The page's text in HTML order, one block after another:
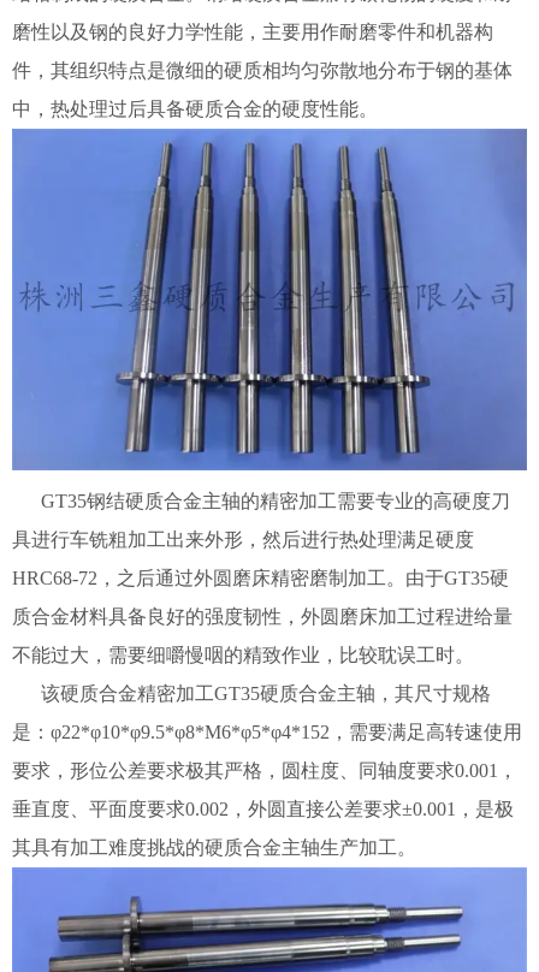
磨性以及钢的良好力学性能，主要用作耐磨零件和机器构
件，其组织特点是微细的硬质相均匀弥散地分布于钢的基体
中，热处理过后具备硬质合金的硬度性能。
GT35钢结硬质合金主轴的精密加工需要专业的高硬度刀
具进行车铣粗加工出来外形，然后进行热处理满足硬度
HRC68-72，之后通过外圆磨床精密磨制加工。由于GT35硬
质合金材料具备良好的强度韧性，外圆磨床加工过程进给量
不能过大，需要细嚼慢咽的精致作业，比较耽误工时。
该硬质合金精密加工GT35硬质合金主轴，其尺寸规格
是：φ22*φ10*φ9.5*φ8*M6*φ5*φ4*152，需要满足高转速使用
要求，形位公差要求极其严格，圆柱度、同轴度要求0.001，
垂直度、平面度要求0.002，外圆直接公差要求±0.001，是极
其具有加工难度挑战的硬质合金主轴生产加工。